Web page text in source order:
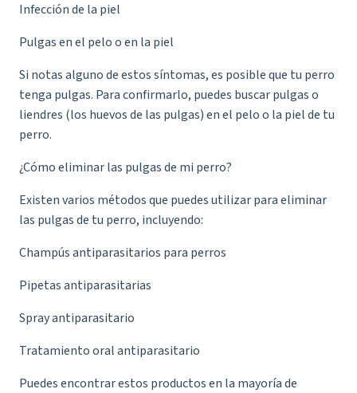
Infección de la piel
Pulgas en el pelo o en la piel
Si notas alguno de estos síntomas, es posible que tu perro
tenga pulgas. Para confirmarlo, puedes buscar pulgas o
liendres (los huevos de las pulgas) en el pelo o la piel de tu
perro.
¿Cómo eliminar las pulgas de mi perro?
Existen varios métodos que puedes utilizar para eliminar
las pulgas de tu perro, incluyendo:
Champús antiparasitarios para perros
Pipetas antiparasitarias
Spray antiparasitario
Tratamiento oral antiparasitario
Puedes encontrar estos productos en la mayoría de